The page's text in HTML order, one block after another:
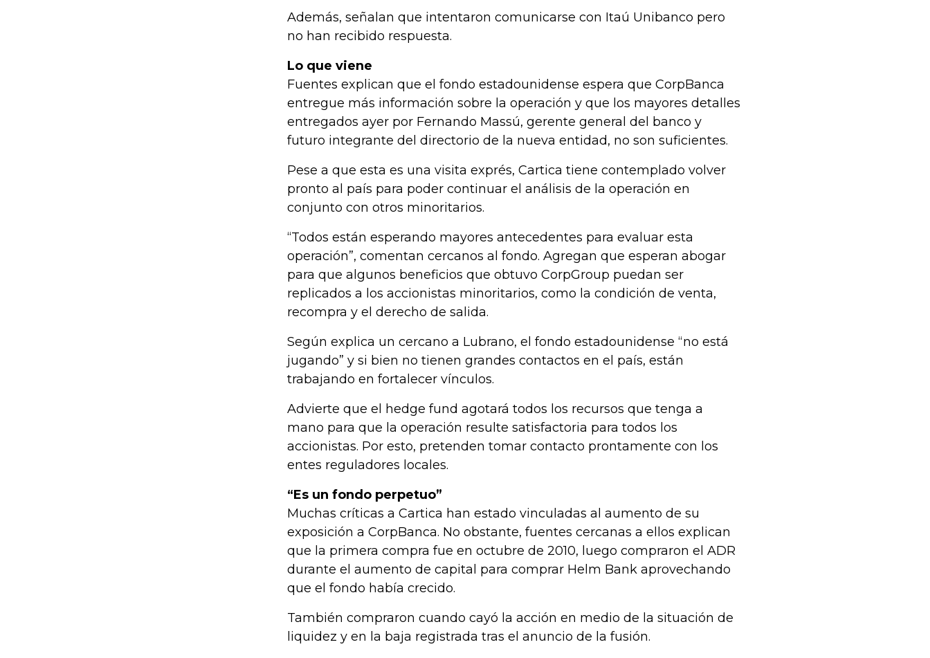
Además, señalan que intentaron comunicarse con Itaú Unibanco pero
no han recibido respuesta.
Lo que viene
Fuentes explican que el fondo estadounidense espera que CorpBanca
entregue más información sobre la operación y que los mayores detalles
entregados ayer por Fernando Massú, gerente general del banco y
futuro integrante del directorio de la nueva entidad, no son suficientes.
Pese a que esta es una visita exprés, Cartica tiene contemplado volver
pronto al país para poder continuar el análisis de la operación en
conjunto con otros minoritarios.
“Todos están esperando mayores antecedentes para evaluar esta
operación”, comentan cercanos al fondo. Agregan que esperan abogar
para que algunos beneficios que obtuvo CorpGroup puedan ser
replicados a los accionistas minoritarios, como la condición de venta,
recompra y el derecho de salida.
Según explica un cercano a Lubrano, el fondo estadounidense “no está
jugando” y si bien no tienen grandes contactos en el país, están
trabajando en fortalecer vínculos.
Advierte que el hedge fund agotará todos los recursos que tenga a
mano para que la operación resulte satisfactoria para todos los
accionistas. Por esto, pretenden tomar contacto prontamente con los
entes reguladores locales.
“Es un fondo perpetuo”
Muchas críticas a Cartica han estado vinculadas al aumento de su
exposición a CorpBanca. No obstante, fuentes cercanas a ellos explican
que la primera compra fue en octubre de 2010, luego compraron el ADR
durante el aumento de capital para comprar Helm Bank aprovechando
que el fondo había crecido.
También compraron cuando cayó la acción en medio de la situación de
liquidez y en la baja registrada tras el anuncio de la fusión.